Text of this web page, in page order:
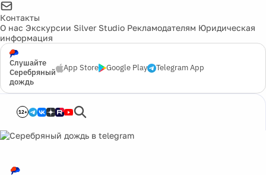
Контакты
О нас Экскурсии Silver Studio Рекламодателям Юридическая
информация
Слушайте
Серебряный
дождь
App Store Google Play Telegram App
12+